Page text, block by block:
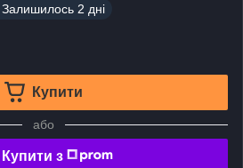
Залишилось 2 дні
Купити
або
Купити з